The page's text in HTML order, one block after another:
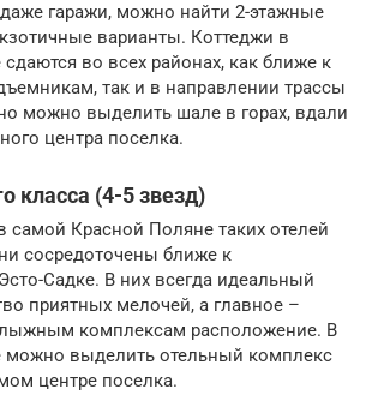
гаражи, можно найти 2-этажные
варианты. Коттеджи в
во всех районах, как ближе к
так и в направлении трассы
можно выделить шале в горах, вдали
центра поселка.
класса (4-5 звезд)
самой Красной Поляне таких отелей
сосредоточены ближе к
Садке. В них всегда идеальный
приятных мелочей, а главное –
комплексам расположение. В
можно выделить отельный комплекс
центре поселка.